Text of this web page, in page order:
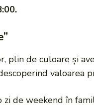
plin de culoare și
valoarea
de weekend în